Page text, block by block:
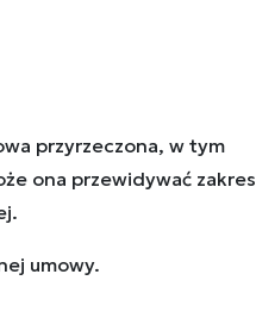
przyrzeczona, w tym
ona przewidywać zakres
umowy.